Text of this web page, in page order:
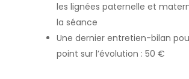
les lignées paternelle et
la séance
Une dernier entretien-bilan
point sur l’évolution : 50 €